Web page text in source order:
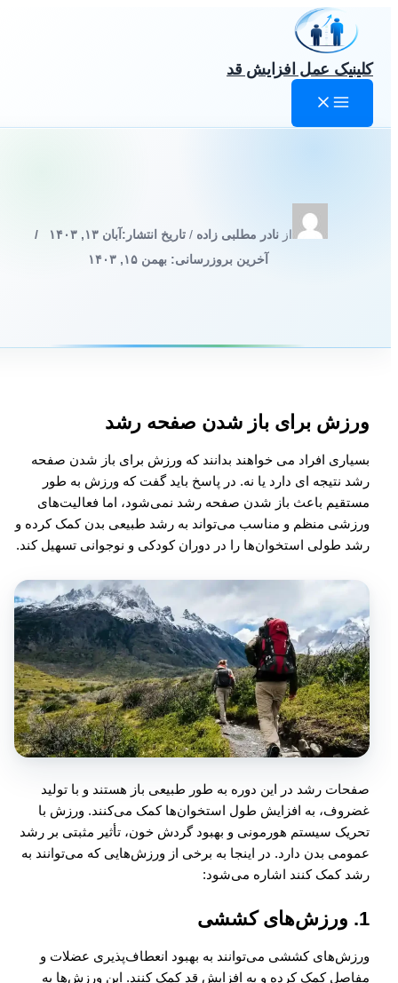
محتواکلینیک عمل افزایش قد
از نادر مطلبی زاده/ تاریخ انتشار: آبان ۱۳, ۱۴۰۳
آخرین بروزرسانی: بهمن ۱۵, ۱۴۰۳
ورزش برای باز شدن صفحه رشد
بسیاری افراد می خواهند بدانند که ورزش برای باز شدن صفحه
رشد نتیجه ای دارد یا نه. در پاسخ باید گفت که ورزش به طور
مستقیم باعث باز شدن صفحه رشد نمی‌شود، اما فعالیت‌های
ورزشی منظم و مناسب می‌تواند به رشد طبیعی بدن کمک کرده و
رشد طولی استخوان‌ها را در دوران کودکی و نوجوانی تسهیل کند.
صفحات رشد در این دوره به طور طبیعی باز هستند و با تولید
غضروف، به افزایش طول استخوان‌ها کمک می‌کنند. ورزش با
تحریک سیستم هورمونی و بهبود گردش خون، تأثیر مثبتی بر رشد
عمومی بدن دارد. در اینجا به برخی از ورزش‌هایی که می‌توانند به
رشد کمک کنند اشاره می‌شود:
1. ورزش‌های کششی
ورزش‌های کششی می‌توانند به بهبود انعطاف‌پذیری عضلات و
مفاصل کمک کرده و به افزایش قد کمک کنند. این ورزش‌ها به